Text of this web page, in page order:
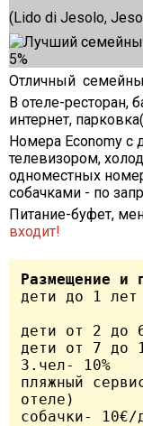
(Lido di Jesolo,
5%
Отличный
В отеле-ресторан,
интернет,
Номера Economy
телевизором,
одноместных
собачками - по
Питание-буфет,
входит!
Размещение и
дети до 1
дети от 2 до
дети от 7 до
3.чел- 10%
пляжный
отеле)
собачки-